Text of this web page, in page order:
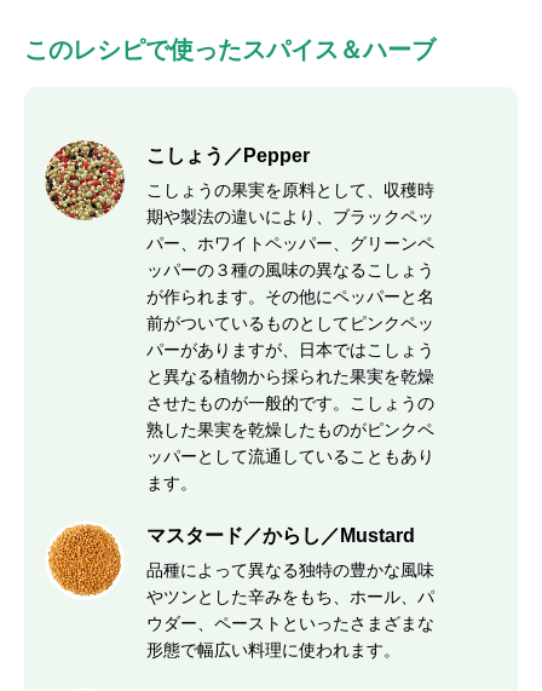
このレシピで使ったスパイス＆ハーブ
こしょう／Pepper
こしょうの果実を原料として、収穫時
期や製法の違いにより、ブラックペッ
パー、ホワイトペッパー、グリーンペ
ッパーの３種の風味の異なるこしょう
が作られます。その他にペッパーと名
前がついているものとしてピンクペッ
パーがありますが、日本ではこしょう
と異なる植物から採られた果実を乾燥
させたものが一般的です。こしょうの
熟した果実を乾燥したものがピンクペ
ッパーとして流通していることもあり
ます。
マスタード／からし／Mustard
品種によって異なる独特の豊かな風味
やツンとした辛みをもち、ホール、パ
ウダー、ペーストといったさまざまな
形態で幅広い料理に使われます。